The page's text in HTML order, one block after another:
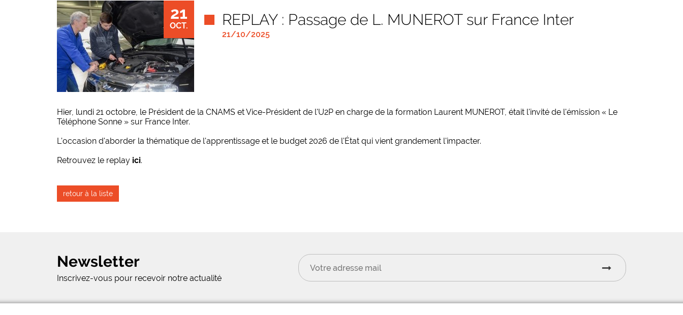
21
OCT. REPLAY : Passage de L. MUNEROT sur France Inter
21/10/2025
Hier, lundi 21 octobre, le Président de la CNAMS et Vice-Président de l'U2P en charge de la formation Laurent MUNEROT, était l'invité de l'émission « Le
Téléphone Sonne » sur France Inter.
L'occasion d'aborder la thématique de l'apprentissage et le budget 2026 de l'État qui vient grandement l'impacter.
Retrouvez le replay ici.
retour à la liste
Newsletter
Inscrivez-vous pour recevoir notre actualité